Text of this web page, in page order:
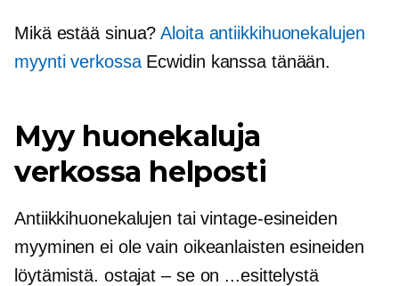
Mikä estää sinua?Aloita antiikkihuonekalujen
myynti verkossaEcwidin kanssa tänään.
Myy huonekaluja
verkossa helposti
Antiikkihuonekalujen tai vintage-esineiden
myyminen ei ole vain oikeanlaisten esineiden
löytämistä. ostajat – se on ...esittelystä